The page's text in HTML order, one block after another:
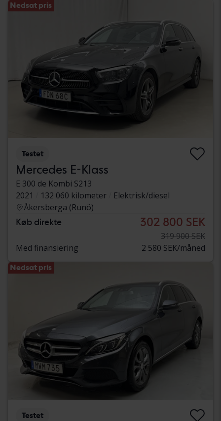
Nedsat pris
Testet
Mercedes E-Klass
E 300 de Kombi S213
2021
132 060 kilometer
Elektrisk/diesel
Åkersberga (Runö)
Køb direkte 302 800 SEK
319 900 SEK
Med finansiering
2 580 SEK/måned
Nedsat pris
Testet